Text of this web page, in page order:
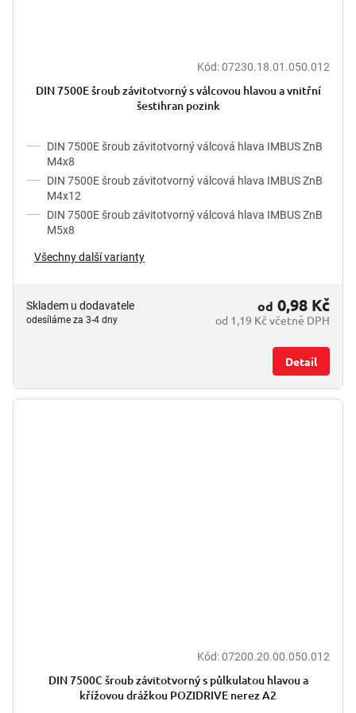
Kód:07230.18.01.050.012
DIN 7500E šroub závitotvorný s válcovou hlavou a vnitřní
šestihran pozink
DIN 7500E šroub závitotvorný válcová hlava IMBUS ZnB
M4x8
DIN 7500E šroub závitotvorný válcová hlava IMBUS ZnB
M4x12
DIN 7500E šroub závitotvorný válcová hlava IMBUS ZnB
M5x8
Všechny další varianty
Skladem u dodavatele
odesíláme za 3-4 dny od 1,19 Kč včetně DPH
od 0,98 Kč
Detail
Kód:07200.20.00.050.012
DIN 7500C šroub závitotvorný s půlkulatou hlavou a
křížovou drážkou POZIDRIVE nerez A2